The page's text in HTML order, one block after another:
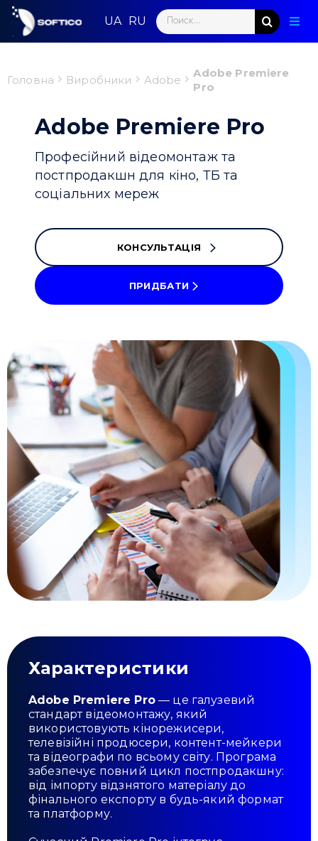
Skip
content
Search
for:
Головна Виробники Adobe
Adobe Premiere
Pro
Adobe Premiere Pro
Професійний відеомонтаж та
постпродакшн для кіно, ТБ та
соціальних мереж
КОНСУЛЬТАЦІЯ
ПРИДБАТИ
Характеристики
Adobe Premiere Pro— це галузевий
стандарт відеомонтажу, який
використовують кінорежисери,
телевізійні продюсери, контент-мейкери
та відеографи по всьому світу. Програма
забезпечує повний цикл постпродакшну:
від імпорту відзнятого матеріалу до
фінального експорту в будь-який формат
та платформу.